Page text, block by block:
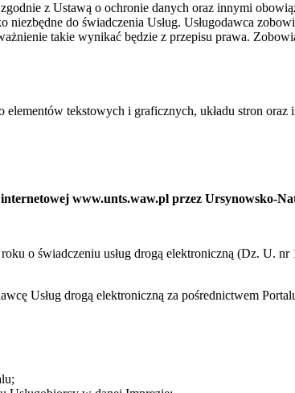
z Ustawą o ochronie danych oraz innymi
niezbędne do świadczenia Usług. Usługodawca
takie wynikać będzie z przepisu prawa.
tekstowych i graficznych, układu stron oraz
www.unts.waw.pl przez Ursynowsko-
o świadczeniu usług drogą elektroniczną (Dz. U.
Usług drogą elektroniczną za pośrednictwem